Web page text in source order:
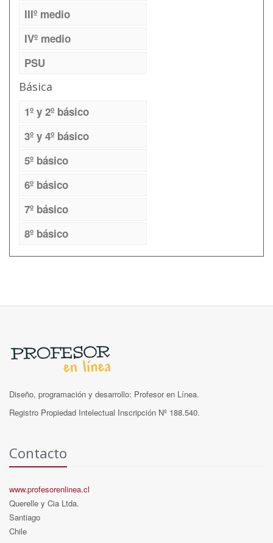
IIIº medio
IVº medio
PSU
Básica
1º y 2º básico
3º y 4º básico
5º básico
6º básico
7º básico
8º básico
Diseño, programación y desarrollo: Profesor en Línea.
Registro Propiedad Intelectual Inscripción Nº 188.540.
Contacto
www.profesorenlinea.cl
Querelle y Cia Ltda.
Santiago
Chile